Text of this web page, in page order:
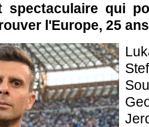
spectaculaire qui
l'Europe, 25